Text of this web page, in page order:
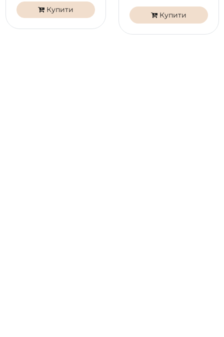
Купити
Купити